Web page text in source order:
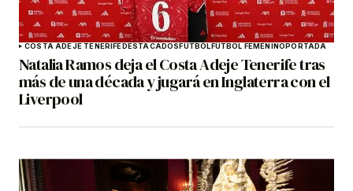
COSTA ADEJE TENERIFEDESTACADOSFÚTBOLFÚTBOL FEMENINOPORTADA
Natalia Ramos deja el Costa Adeje Tenerife tras
más de una década y jugará en Inglaterra con el
Liverpool